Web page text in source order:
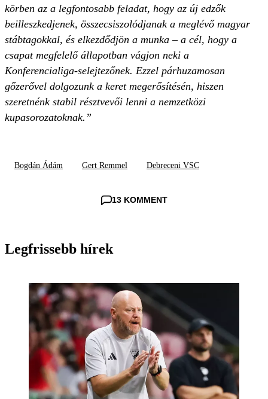
körben az a legfontosabb feladat, hogy az új edzők
beilleszkedjenek, összecsiszolódjanak a meglévő magyar
stábtagokkal, és elkezdődjön a munka – a cél, hogy a
csapat megfelelő állapotban vágjon neki a
Konferencialiga-selejtezőnek. Ezzel párhuzamosan
gőzerővel dolgozunk a keret megerősítésén, hiszen
szeretnénk stabil résztvevői lenni a nemzetközi
kupasorozatoknak.”
Bogdán Ádám Gert Remmel Debreceni VSC
13 KOMMENT
Legfrissebb hírek